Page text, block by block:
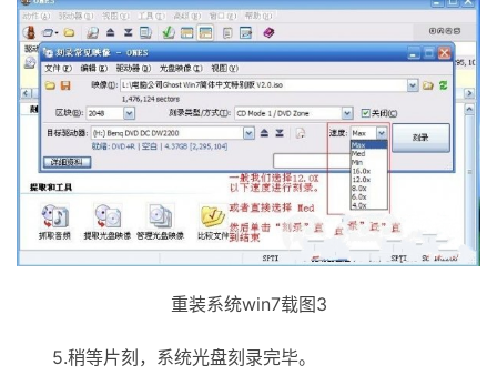
重装系统win7载图3
5.稍等片刻，系统光盘刻录完毕。